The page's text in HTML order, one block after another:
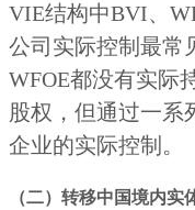
VIE结构中BVI、
公司实际控制最常
WFOE都没有实际
股权，但通过一系
企业的实际控制。
（二）转移中国境内